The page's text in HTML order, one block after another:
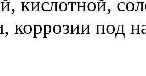
кислотной,
, коррозии под